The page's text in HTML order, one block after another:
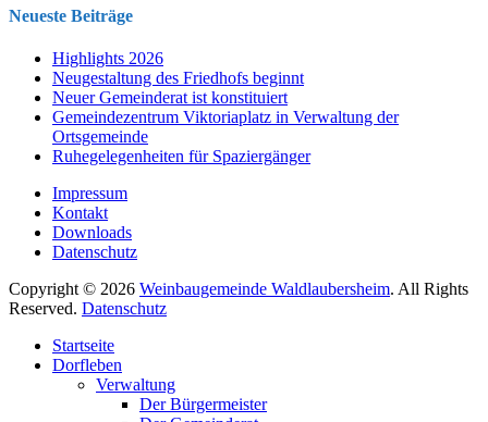
Neueste Beiträge
Highlights 2026
Neugestaltung des Friedhofs beginnt
Neuer Gemeinderat ist konstituiert
Gemeindezentrum Viktoriaplatz in Verwaltung der
Ortsgemeinde
Ruhegelegenheiten für Spaziergänger
Impressum
Kontakt
Downloads
Datenschutz
Copyright © 2026 Weinbaugemeinde Waldlaubersheim. All Rights
Reserved. Datenschutz
oben
scrollen
Startseite
Dorfleben
Verwaltung
Der Bürgermeister